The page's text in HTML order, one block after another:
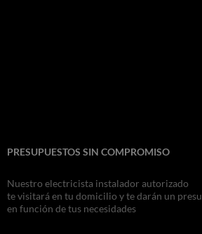
PRESUPUESTOS SIN COMPROMISO
Nuestro electricista instalador autorizado
te visitará en tu domicilio y te darán un
en función de tus necesidades